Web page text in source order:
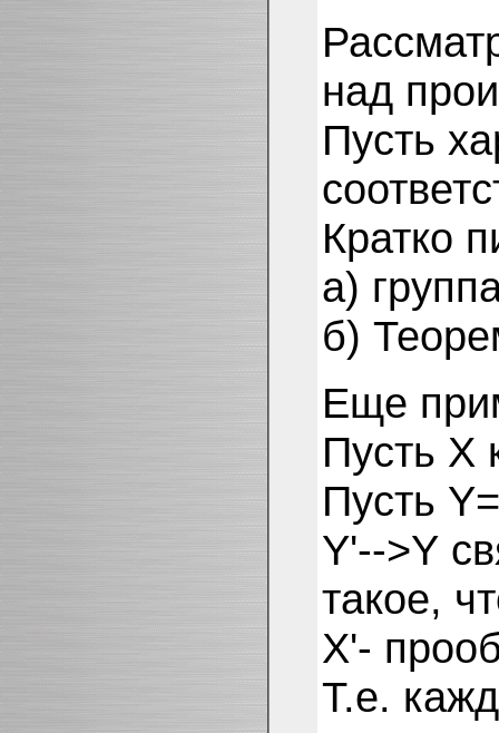
над
Пусть
Кратко
а)
б)
Еще
Пусть X
Пусть
Y'-->Y
такое,
X'-
Т.е.